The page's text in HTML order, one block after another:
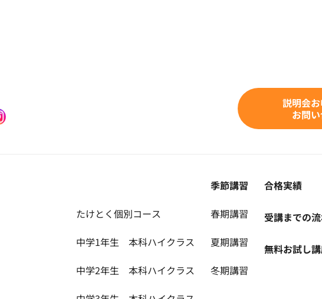
説明会
お問
たけとく個別コース
中学1年生 本科ハイクラス
中学2年生 本科ハイクラス
季節講習
春期講習
夏期講習
冬期講習
合格実績
受講までの
無料お試し